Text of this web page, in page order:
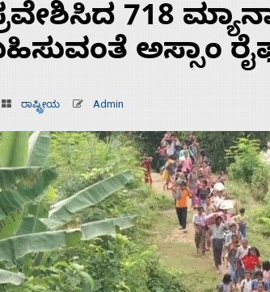
718
ಅಸ್ಸಾಂ
ರಾಷ್ಟ್ರೀಯ Admin